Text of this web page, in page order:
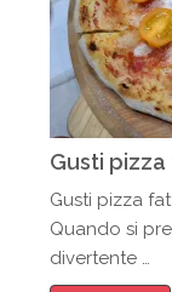
Gusti
Gusti pizza
Quando si
divertente …